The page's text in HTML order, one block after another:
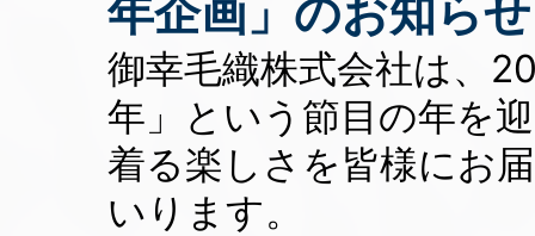
年企画」のお知らせ
御幸毛織株式会社は、
年」という節目の年を
着る楽しさを皆様にお
いります。